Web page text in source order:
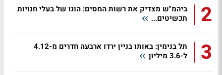
2
ביהמ"ש מצדיק את רשות המסים: הונו של בעלי חנויות
תכשיטים...
3
תל בנימין: באותו בניין ירדו ארבעה חדרים מ-4.12
ל-3.6 מיליון